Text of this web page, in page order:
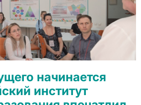
начинается
институт